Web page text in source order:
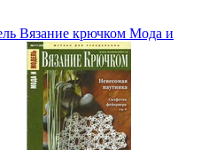
Вязание крючком Мода и